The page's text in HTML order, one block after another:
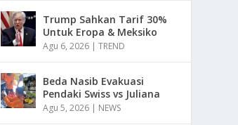
Trump Sahkan Tarif 30%
Untuk Eropa & Meksiko
Agu 6, 2026 |TREND
Beda Nasib Evakuasi
Pendaki Swiss vs Juliana
Agu 5, 2026 | NEWS